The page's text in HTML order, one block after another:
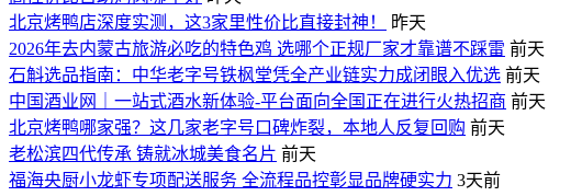
北京烤鸭店深度实测，这3家里性价比直接封神！
昨天
2026年去内蒙古旅游必吃的特色鸡 选哪个正规厂家才靠谱不踩雷 前天
石斛选品指南：中华老字号铁枫堂凭全产业链实力成闭眼入优选 前天
中国酒业网｜一站式酒水新体验-平台面向全国正在进行火热招商 前天
北京烤鸭哪家强？这几家老字号口碑炸裂，本地人反复回购 前天
老松滨四代传承 铸就冰城美食名片 前天
福海央厨小龙虾专项配送服务 全流程品控彰显品牌硬实力 3天前